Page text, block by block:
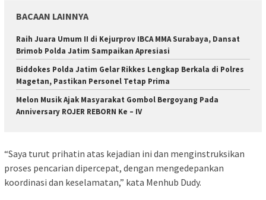
BACAAN LAINNYA
Raih Juara Umum II di Kejurprov IBCA MMA Surabaya, Dansat
Brimob Polda Jatim Sampaikan Apresiasi
Biddokes Polda Jatim Gelar Rikkes Lengkap Berkala di Polres
Magetan, Pastikan Personel Tetap Prima
Melon Musik Ajak Masyarakat Gombol Bergoyang Pada
Anniversary ROJER REBORN Ke – IV
“Saya turut prihatin atas kejadian ini dan menginstruksikan
proses pencarian dipercepat, dengan mengedepankan
koordinasi dan keselamatan,” kata Menhub Dudy.